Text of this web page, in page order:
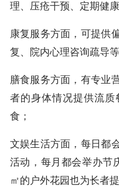
理、压疮干预、定期健
康复服务方面，可提供
复、院内心理咨询疏导
膳食服务方面，有专业
者的身体情况提供流
食；
文娱生活方面，每日都
活动，每月都会举办节
㎡的户外花园也为长者